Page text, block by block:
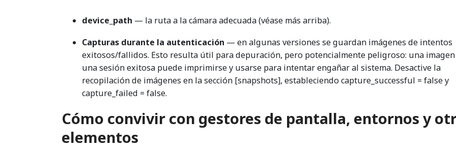
device_path — la ruta a la cámara adecuada (véase más arriba).
Capturas durante la autenticación — en algunas versiones se guardan imágenes de intentos
exitosos/fallidos. Esto resulta útil para depuración, pero potencialmente peligroso: una
una sesión exitosa puede imprimirse y usarse para intentar engañar al sistema. Desactive la
recopilación de imágenes en la sección [snapshots], estableciendo capture_successful = false y
capture_failed = false.
Cómo convivir con gestores de pantalla, entornos y
elementos